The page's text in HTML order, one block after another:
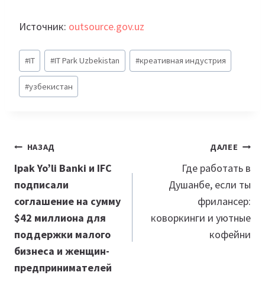
Источник: outsource.gov.uz
Метки
записи:
#IT #IT Park Uzbekistan #креативная индустрия
#узбекистан
Навигация
по
записям
НАЗАД
Ipak Yo’li Banki и IFC
подписали
соглашение на сумму
$42 миллиона для
поддержки малого
бизнеса и женщин-
предпринимателей
ДАЛЕЕ
Где работать в
Душанбе, если ты
фрилансер:
коворкинги и уютные
кофейни